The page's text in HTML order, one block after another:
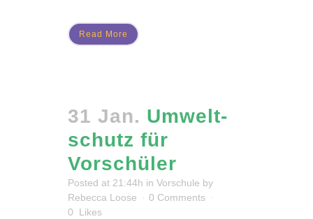
Read More
31 Jan. Um­welt­
schutz für
Vorschüler
Posted at 21:44h in Vorschule by
Rebecca Loose
0 Comments
0
Likes